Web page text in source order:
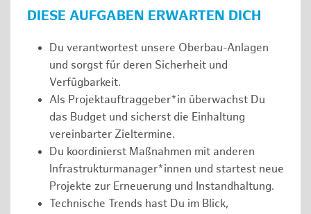
DIESE AUFGABEN ERWARTEN DICH
Du verantwortest unsere Oberbau-Anlagen
und sorgst für deren Sicherheit und
Verfügbarkeit.
Als Projektauftraggeber*in überwachst Du
das Budget und sicherst die Einhaltung
vereinbarter Zieltermine.
Du koordinierst Maßnahmen mit anderen
Infrastrukturmanager*innen und startest neue
Projekte zur Erneuerung und Instandhaltung.
Technische Trends hast Du im Blick,